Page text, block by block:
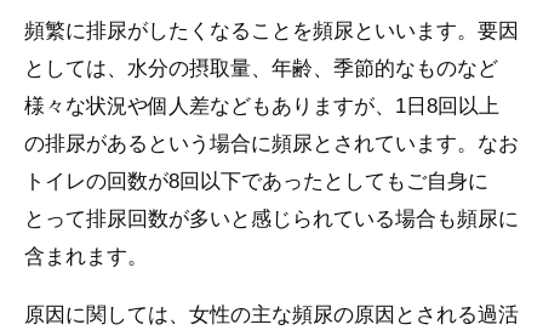
頻繁に排尿がしたくなることを頻尿といいます。要因
としては、水分の摂取量、年齢、季節的なものなど
様々な状況や個人差などもありますが、1日8回以上
の排尿があるという場合に頻尿とされています。なお
トイレの回数が8回以下であったとしてもご自身に
とって排尿回数が多いと感じられている場合も頻尿に
含まれます。
原因に関しては、女性の主な頻尿の原因とされる過活